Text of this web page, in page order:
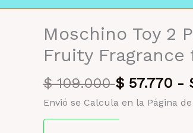
Moschino Toy 2
Fruity Fragrance
$109.000 $57.770-
Envió se Calcula en la Página de